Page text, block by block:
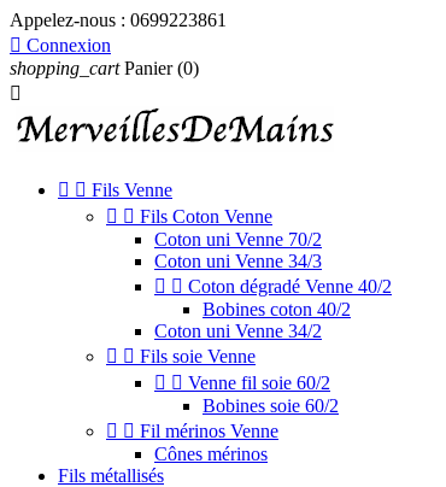
Appelez-nous : 0699223861
 Connexion
shopping_cart Panier (0)

  Fils Venne
  Fils Coton Venne
Coton uni Venne 70/2
Coton uni Venne 34/3
  Coton dégradé Venne 40/2
Bobines coton 40/2
Coton uni Venne 34/2
  Fils soie Venne
  Venne fil soie 60/2
Bobines soie 60/2
  Fil mérinos Venne
Cônes mérinos
Fils métallisés